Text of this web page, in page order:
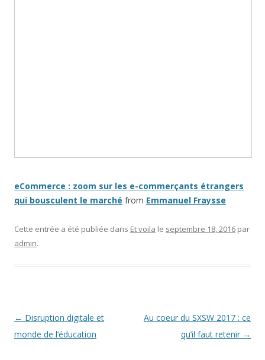
eCommerce : zoom sur les e-commerçants étrangers
qui bousculent le marché from Emmanuel Fraysse
Cette entrée a été publiée dans Et voila le septembre 18, 2016 par
admin.
Navigation des articles
← Disruption digitale et
monde de l’éducation
Au coeur du SXSW 2017 : ce
qu’il faut retenir →